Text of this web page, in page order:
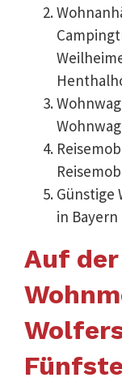
Günstige
in Bayern
Auf